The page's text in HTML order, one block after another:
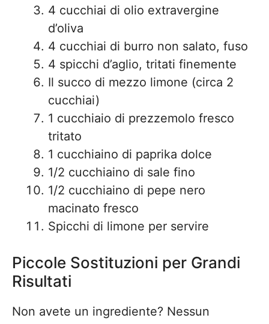
4 cucchiai di olio extravergine
d’oliva
4 cucchiai di burro non salato, fuso
4 spicchi d’aglio, tritati finemente
Il succo di mezzo limone (circa 2
cucchiai)
1 cucchiaio di prezzemolo fresco
tritato
1 cucchiaino di paprika dolce
1/2 cucchiaino di sale fino
1/2 cucchiaino di pepe nero
macinato fresco
Spicchi di limone per servire
Piccole Sostituzioni per Grandi
Risultati
Non avete un ingrediente? Nessun